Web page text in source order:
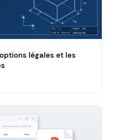
légales et les